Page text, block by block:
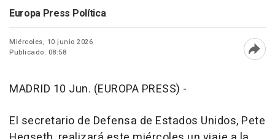
Europa Press Política
Miércoles, 10 junio 2026
Publicado: 08:58
MADRID 10 Jun. (EUROPA PRESS) -
El secretario de Defensa de Estados Unidos, Pete